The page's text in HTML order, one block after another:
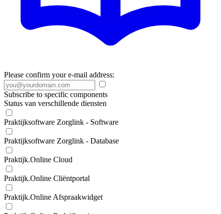
Please confirm your e-mail address:
Subscribe to specific components
Status van verschillende diensten
Praktijksoftware Zorglink - Software
Praktijksoftware Zorglink - Database
Praktijk.Online Cloud
Praktijk.Online Cliëntportal
Praktijk.Online Afspraakwidget